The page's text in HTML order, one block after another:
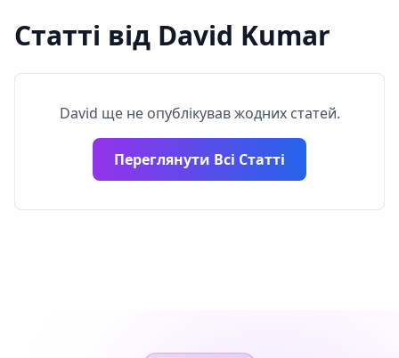
Статті від David Kumar
David ще не опублікував жодних статей.
Переглянути Всі Статті